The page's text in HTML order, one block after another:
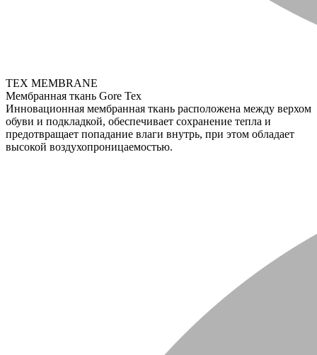
TEX MEMBRANE
Мембранная ткань Gore Tex
Инновационная мембранная ткань расположена между верхом
обуви и подкладкой, обеспечивает сохранение тепла и
предотвращает попадание влаги внутрь, при этом обладает
высокой воздухопроницаемостью.